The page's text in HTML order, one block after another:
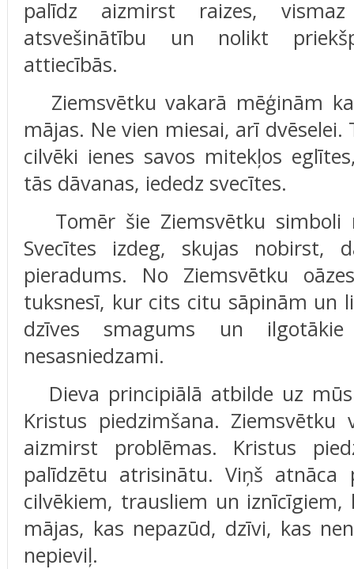
palīdz aizmirst raizes,
atsvešinātību un nolikt
attiecībās.
Ziemsvētku vakarā mēģinām
mājas. Ne vien miesai, arī
cilvēki ienes savos mitekļos
tās dāvanas, iededz svecītes.
Tomēr šie Ziemsvētku simboli
Svecītes izdeg, skujas nobirst,
pieradums. No Ziemsvētku
tuksnesī, kur cits citu sāpinām un
dzīves smagums un
nesasniedzami.
Dieva principiālā atbilde uz
Kristus piedzimšana.
aizmirst problēmas. Kristus
palīdzētu atrisinātu. Viņš atnāca
cilvēkiem, trausliem un
mājas, kas nepazūd, dzīvi, kas
nepieviļ.